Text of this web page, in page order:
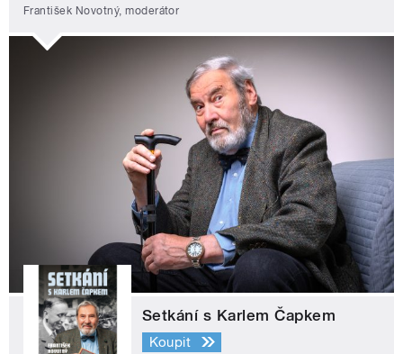
František Novotný, moderátor
Setkání s Karlem Čapkem
Koupit